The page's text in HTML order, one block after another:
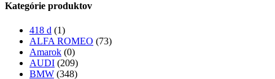
Kategórie produktov
418 d (1)
ALFA ROMEO (73)
Amarok (0)
AUDI (209)
BMW (348)